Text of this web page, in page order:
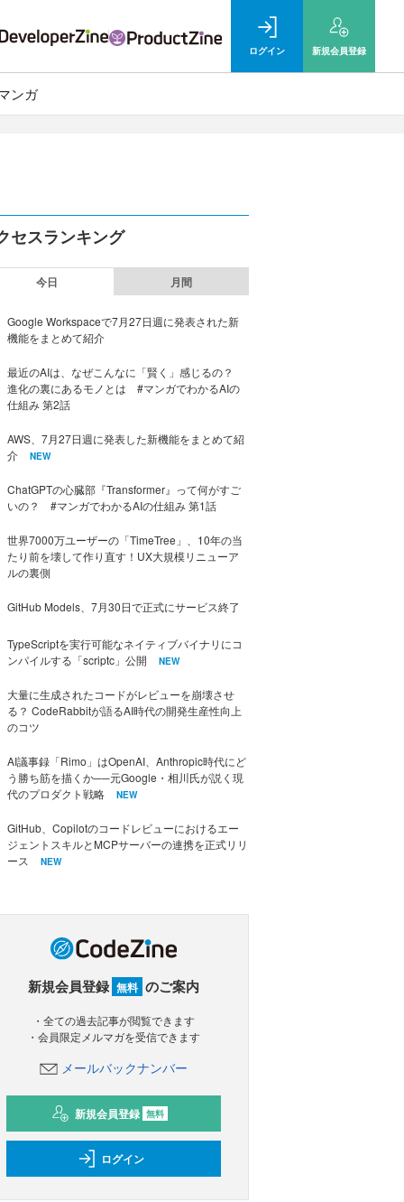
ログイン 新規会員登録
ンガ
セスランキング
今日 月間
Google Workspaceで7月27日週に発表された新
機能をまとめて紹介
最近のAIは、なぜこんなに「賢く」感じるの？
進化の裏にあるモノとは #マンガでわかるAIの
仕組み 第2話
AWS、7月27日週に発表した新機能をまとめて紹
介
NEW
ChatGPTの心臓部『Transformer』って何がすご
いの？ #マンガでわかるAIの仕組み 第1話
世界7000万ユーザーの「TimeTree」、10年の当
たり前を壊して作り直す！UX大規模リニューア
ルの裏側
GitHub Models、7月30日で正式にサービス終了
TypeScriptを実行可能なネイティブバイナリにコ
ンパイルする「scriptc」公開
NEW
大量に生成されたコードがレビューを崩壊させ
る？ CodeRabbitが語るAI時代の開発生産性向上
のコツ
AI議事録「Rimo」はOpenAI、Anthropic時代にど
う勝ち筋を描くか──元Google・相川氏が説く現
代のプロダクト戦略
NEW
GitHub、Copilotのコードレビューにおけるエー
ジェントスキルとMCPサーバーの連携を正式リリ
ース
NEW
新規会員登録 無料 のご案内
・全ての過去記事が閲覧できます
・会員限定メルマガを受信できます
メールバックナンバー
新規会員登録 無料
ログイン